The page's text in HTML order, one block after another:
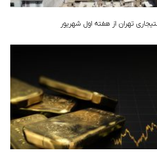
تهران از هفته اول شهریور